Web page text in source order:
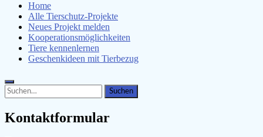
Home
Alle Tierschutz-Projekte
Neues Projekt melden
Kooperationsmöglichkeiten
Tiere kennenlernen
Geschenkideen mit Tierbezug
Search
for:
Search
Kontaktformular